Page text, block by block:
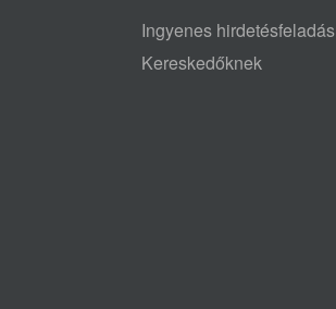
Ingyenes hirdetésfeladás
Kereskedőknek